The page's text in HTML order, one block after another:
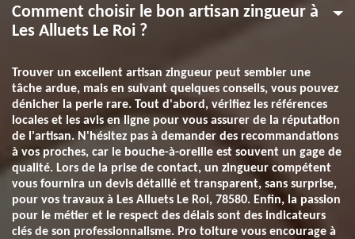
Comment choisir le bon artisan zingueur à
Les Alluets Le Roi ?
Trouver un excellent artisan zingueur peut sembler une
tâche ardue, mais en suivant quelques conseils, vous pouvez
dénicher la perle rare. Tout d'abord, vérifiez les références
locales et les avis en ligne pour vous assurer de la réputation
de l'artisan. N'hésitez pas à demander des recommandations
à vos proches, car le bouche-à-oreille est souvent un gage de
qualité. Lors de la prise de contact, un zingueur compétent
vous fournira un devis détaillé et transparent, sans surprise,
pour vos travaux à Les Alluets Le Roi, 78580. Enfin, la passion
pour le métier et le respect des délais sont des indicateurs
clés de son professionnalisme. Pro toiture vous encourage à